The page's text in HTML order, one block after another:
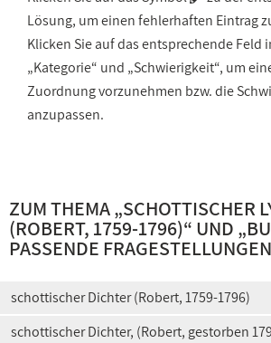
Lösung, um einen fehlerhaften Eintrag
Klicken Sie auf das entsprechende Feld
„Kategorie“ und „Schwierigkeit“, um
Zuordnung vorzunehmen bzw. die
anzupassen.
ZUM THEMA „SCHOTTISCHER
(ROBERT, 1759-1796)“ UND „
PASSENDE
schottischer Dichter (Robert, 1759-1796)
schottischer Dichter, (Robert, gestorben